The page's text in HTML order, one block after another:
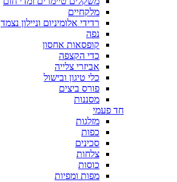
מלקחיים
רדידי אלומיניום וניילון נצמד
נפה
קופסאות אחסון
כדי הקצפה
אביזרי צלייה
כלי טיגון ובישול
פורס ביצים
מסננות
חד פעמי
מזלגות
כפות
סכינים
צלחות
כוסות
מפות ומפיות